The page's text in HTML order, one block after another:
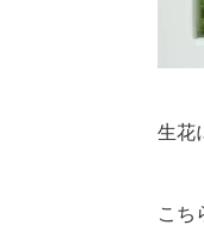
生花
こち